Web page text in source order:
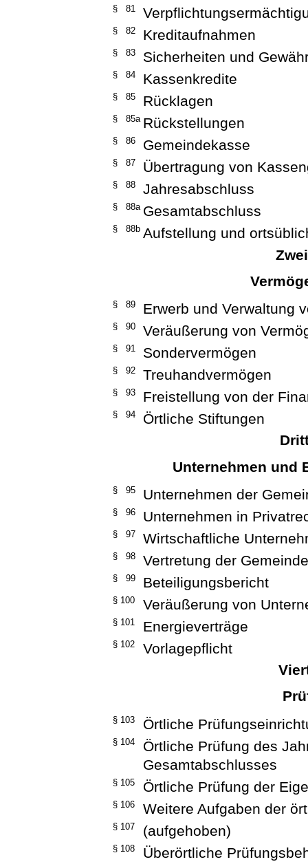
§ 81
§ 82 Kreditaufnahmen
§ 83 Sicherheiten und
§ 84 Kassenkredite
§ 85 Rücklagen
§ 85a Rückstellungen
§ 86 Gemeindekasse
§ 87 Übertragung von
§ 88 Jahresabschluss
§ 88a Gesamtabschluss
§ 88b Aufstellung und
§ 89 Erwerb und Verwaltung
§ 90 Veräußerung von
§ 91 Sondervermögen
§ 92 Treuhandvermögen
§ 93 Freistellung von der
§ 94
Örtliche Stiftungen
Unternehmen und
§ 95 Unternehmen der
§ 96 Unternehmen in
§ 97 Wirtschaftliche
§ 98 Vertretung der
§ 99 Beteiligungsbericht
§ 100 Veräußerung von
§ 101 Energieverträge
§ 102
Vorlagepflicht
§ 103 Örtliche
§ 104
Örtliche Prüfung des
Gesamtabschlusses
§ 105 Örtliche Prüfung der
§ 106 Weitere Aufgaben der
§ 107 (aufgehoben)
§ 108 Überörtliche